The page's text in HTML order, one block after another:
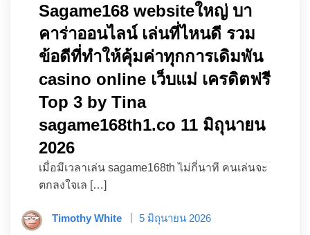
Sagame168 websiteใหญ่ บา
คาร่าออนไลน์ เล่นที่ไหนดี รวม
ข้อดีที่ทำให้คุ้มค่าทุกการเดิมพัน
casino online เว็บแม่ เครดิตฟรี
Top 3 by Tina
sagame168th1.co 11 มิถุนายน
2026
เมื่อมีเวลาเล่น sagame168th ไม่กี่นาที คนเล่นจะ
ตกลงใจเล […]
Timothy White 5 มิถุนายน 2026